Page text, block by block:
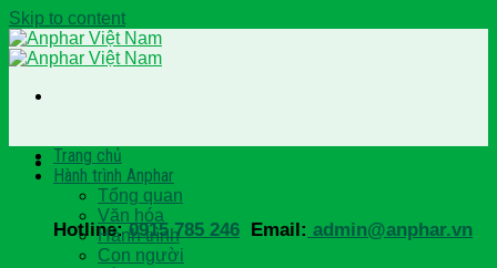
Skip to content
Hotline:0915 785 246 Email: admin@anphar.vn
Trang chủ
Hành trình Anphar
Tổng quan
Văn hóa
Hành trình
Con người